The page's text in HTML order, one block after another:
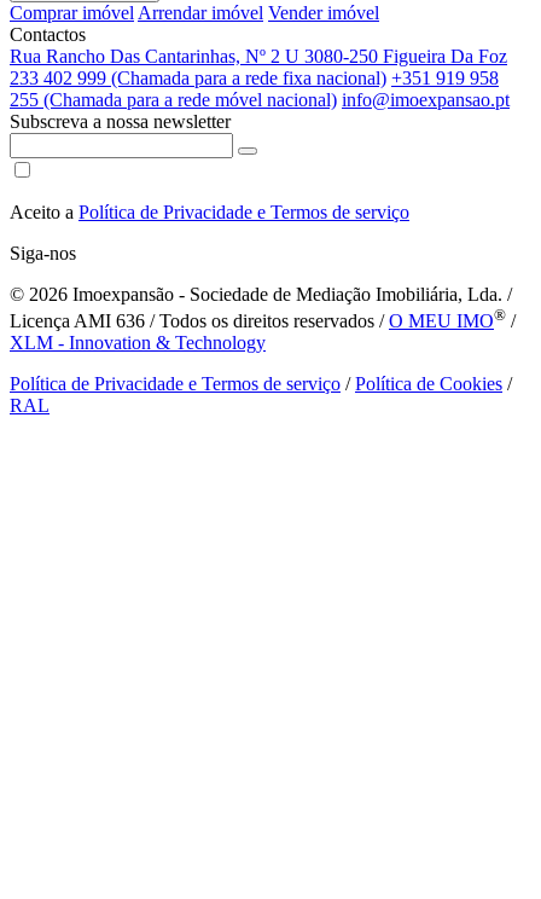
Comprar imóvel Arrendar imóvel Vender imóvel
Contactos
Rua Rancho Das Cantarinhas, Nº 2 U 3080-250 Figueira Da Foz
233 402 999 (Chamada para a rede fixa nacional) +351 919 958
255 (Chamada para a rede móvel nacional) info@imoexpansao.pt
Subscreva a nossa newsletter
Aceito a Política de Privacidade e Termos de serviço
Siga-nos
© 2026 Imoexpansão - Sociedade de Mediação Imobiliária, Lda. /
Licença AMI 636 / Todos os direitos reservados /O MEU IMO® /
XLM - Innovation & Technology
Política de Privacidade e Termos de serviço /Política de Cookies /
RAL